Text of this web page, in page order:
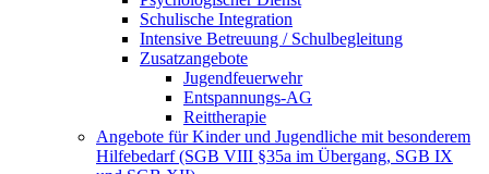
Schulische Integration
Intensive Betreuung / Schulbegleitung
Zusatzangebote
Jugendfeuerwehr
Entspannungs-AG
Reittherapie
Angebote für Kinder und Jugendliche mit besonderem
Hilfebedarf (SGB VIII §35a im Übergang, SGB IX